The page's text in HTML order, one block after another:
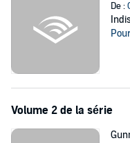
*Contains explicit M/M sex
18+ listeners only.
De :
Volume 2 de la série